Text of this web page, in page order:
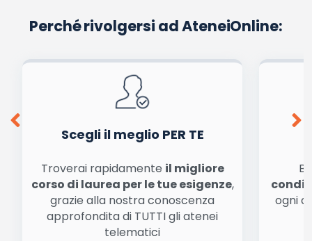
Perché rivolgersi ad AteneiOnline:
Scegli il meglio PER TE
Troverai rapidamente il migliore
corso di laurea per le tue esigenze,
grazie alla nostra conoscenza
approfondita di TUTTI gli atenei
telematici
ogni